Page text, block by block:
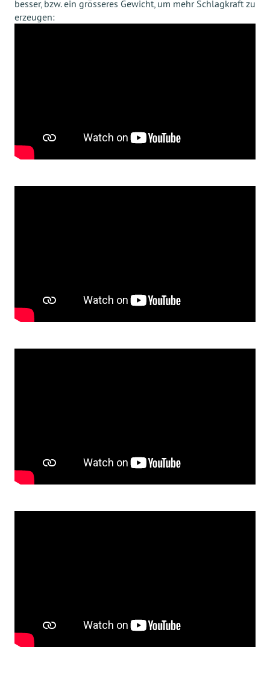
besser, bzw. ein grösseres Gewicht, um mehr Schlagkraft zu
erzeugen: